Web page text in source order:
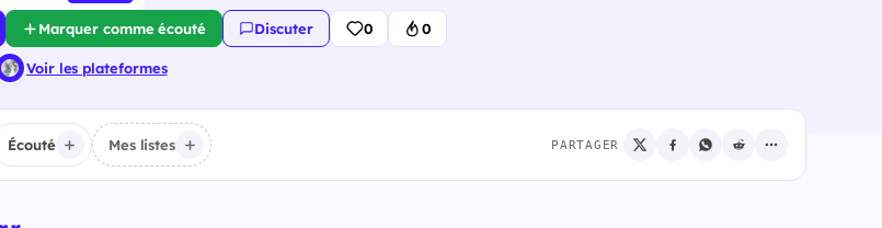
Marquer comme écouté Discuter 0 0
Voir les plateformes
Écouté Mes listes PARTAGER